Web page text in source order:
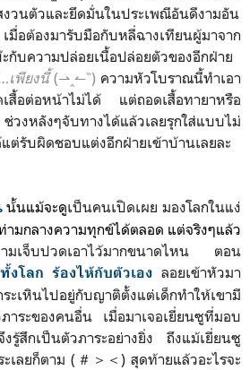
งวนตัวและยึดมั่นในประเพณีอันดีงามอัน
ต้องมารับมือกับหลี่ฉางเทียนผู้มาจาก
กับความปล่อยเนื้อปล่อยตัวของอีกฝ่าย
เพียงนี้(⇀‸↼‶) ความหัวโบราณนี้ทำเอา
เสื้อต่อหน้าไม่ได้ แต่ถอดเสื้อทายาหรือ
งหลังๆจับทางได้แล้วเลยรุกใส่แบบไม่
ต่รับผิดชอบแต่งอีกฝ่ายเข้าบ้านเลยละ
น้้นแม้จะดูเป็นคนเปิดเผย มองโลกในแง่
ามกลางความทุกข์ได้ตลอด แต่จริงๆแล้ว
มเจ็บปวดเอาไว้มากขนาดไหน ตอน
งโลก ร้องไห้กับตัวเอง ลอยเข้าหัวมา
ะเหินไปอยู่กับญาติตั้งแต่เด็กทำให้เขามี
าระของคนอื่น เมื่อมาเจอเยี่ยนซูที่มอบ
รู้สึกเป็นตัวภาระอย่างยิ่ง ถึงแม้เยี่ยนซู
ะเลยก็ตาม (＃＞＜) สุดท้ายแล้วอะไรจะ